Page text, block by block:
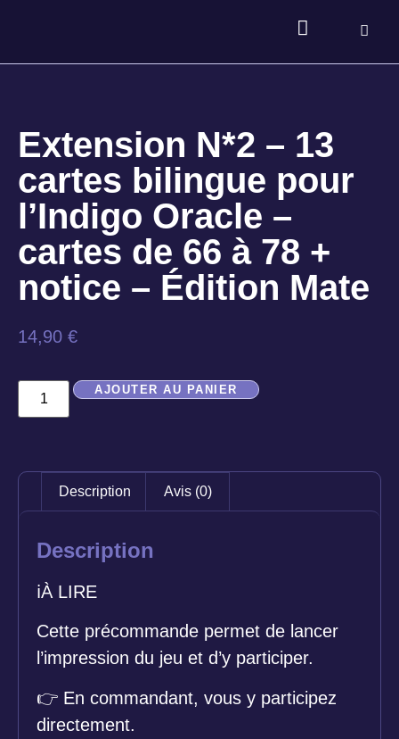
Extension N*2 – 13
cartes bilingue pour
l’Indigo Oracle –
cartes de 66 à 78 +
notice – Édition Mate
14,90 €
AJOUTER AU PANIER
Description Avis (0)
Description
ℹ️À LIRE
Cette précommande permet de lancer
l’impression du jeu et d’y participer.
👉 En commandant, vous y participez
directement.